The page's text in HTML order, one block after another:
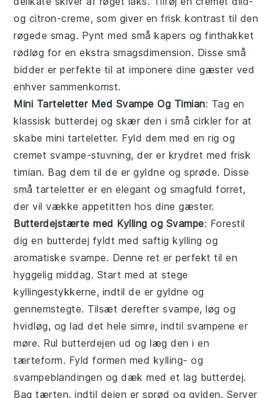
og citron-creme, som giver en frisk kontrast til den
røgede smag. Pynt med små kapers og finthakket
rødløg for en ekstra smagsdimension. Disse små
bidder er perfekte til at imponere dine gæster ved
enhver sammenkomst.
Mini Tarteletter Med Svampe Og Timian: Tag en
klassisk butterdej og skær den i små cirkler for at
skabe mini tarteletter. Fyld dem med en rig og
cremet svampe-stuvning, der er krydret med frisk
timian. Bag dem til de er gyldne og sprøde. Disse
små tarteletter er en elegant og smagfuld forret,
der vil vække appetitten hos dine gæster.
Butterdejstærte med Kylling og Svampe: Forestil
dig en butterdej fyldt med saftigkylling og
aromatiske svampe. Denne ret er perfekt til en
hyggelig middag. Start med at stege
kyllingestykkerne, indtil de er gyldne og
gennemstegte. Tilsæt derefter svampe, løg og
hvidløg, og lad det hele simre, indtil svampene er
møre. Rul butterdejen ud og læg den i en
tærteform. Fyld formen med kylling- og
svampeblandingen og dæk med et lag butterdej.
Bag tærten, indtil dejen er sprød og gylden. Server